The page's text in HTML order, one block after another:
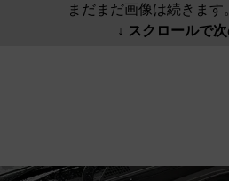
まだまだ画像は続きます
↓ スクロールで